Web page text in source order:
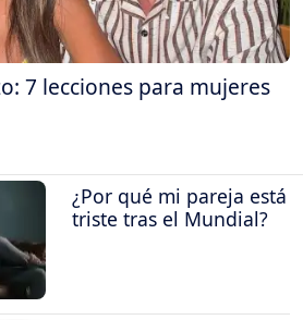
7 lecciones para mujeres
¿Por qué mi pareja está
triste tras el Mundial?